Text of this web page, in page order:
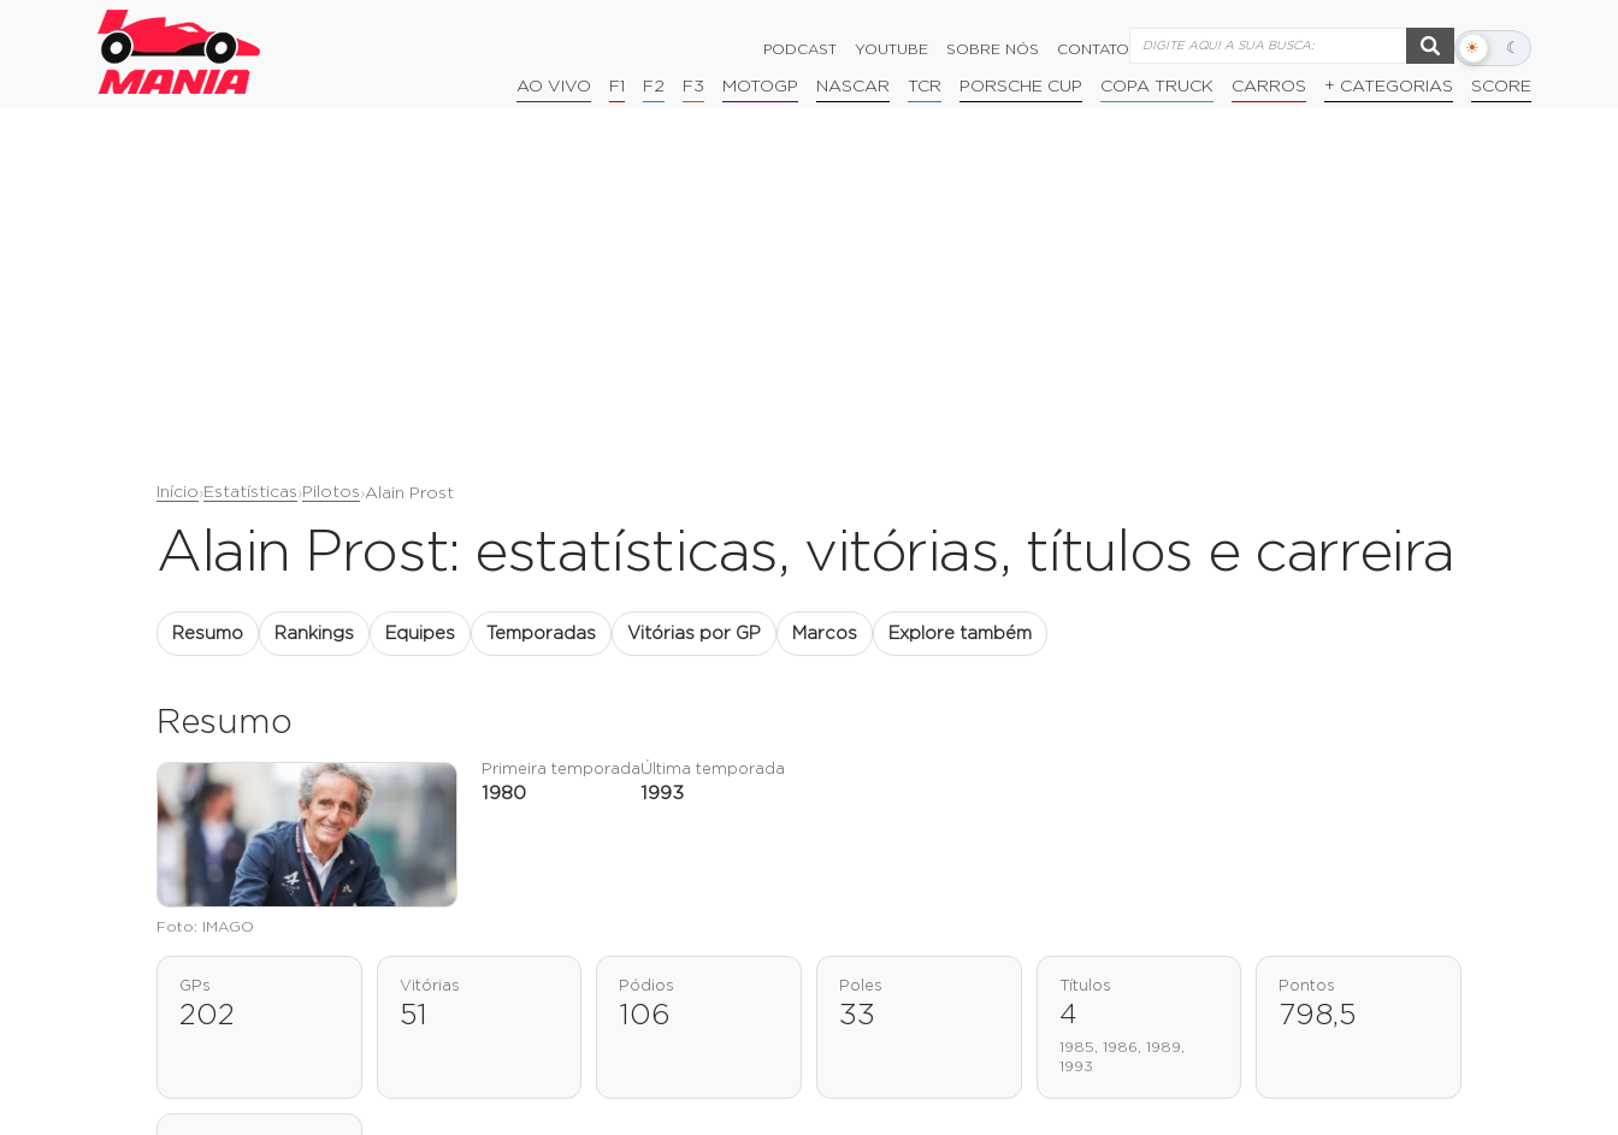
PODCAST YOUTUBE SOBRE NÓS CONTATO ☀ ☾
Alternar
escuro
AO VIVO F1 F2 F3 MOTOGP NASCAR TCR PORSCHE CUP COPA TRUCK CARROS + CATEGORIAS SCORE
Início›Estatísticas›Pilotos›Alain Prost
Alain Prost: estatísticas, vitórias, títulos e carreira
Resumo Rankings Equipes Temporadas Vitórias por GP Marcos Explore também
Resumo
Foto: IMAGO
Primeira temporada
1980
Última temporada
1993
GPs
202
Vitórias
51
Pódios
106
Poles
33
Títulos
4
1985, 1986, 1989,
1993
Pontos
798,5